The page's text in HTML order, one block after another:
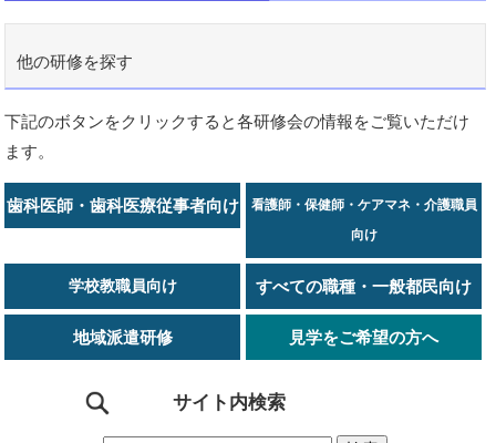
他の研修を探す
下記のボタンをクリックすると各研修会の情報をご覧いただけ
ます。
歯科医師・歯科医療従事者向け
看護師・保健師・ケアマネ・介護職員
向け
学校教職員向け すべての職種・一般都民向け
地域派遣研修 見学をご希望の方へ
サイト内検索